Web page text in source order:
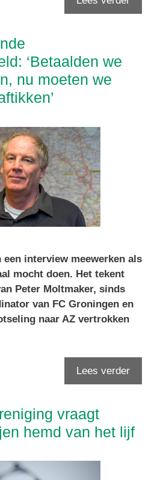
‘Betaalden we
nu moeten we
een interview meewerken als
mocht doen. Het tekent
Peter Moltmaker, sinds
van FC Groningen en
naar AZ vertrokken
Lees verder
vraagt
hemd van het lijf